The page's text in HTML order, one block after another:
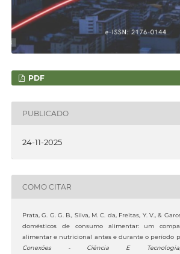
PDF
PUBLICADO
24-11-2025
COMO CITAR
Prata, G. G. G. B., Silva, M. C. da, Freitas, Y. V., &
domésticos de consumo alimentar: um
alimentar e nutricional antes e durante o período
Conexões - Ciência E Tecnologia